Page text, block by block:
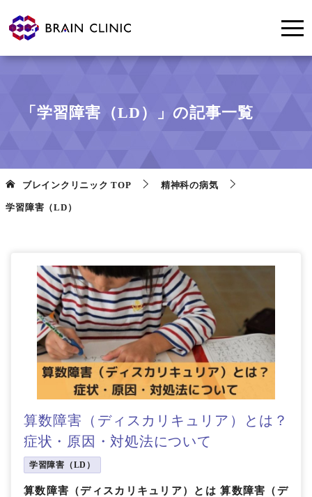
「学習障害（LD）」の記事一覧
ブレインクリニック TOP 精神科の病気
学習障害（LD）
算数障害（ディスカリキュリア）とは？
症状・原因・対処法について
学習障害（LD）
算数障害（ディスカリキュリア）とは 算数障害（デ